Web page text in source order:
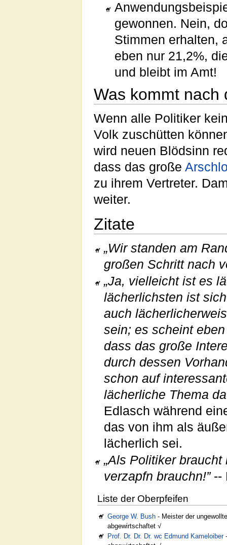
gewonnen. Nein,
Stimmen erhalten,
eben nur 21,2%,
und bleibt im Amt!
Was kommt nach
Wenn alle Politiker
Volk zuschütten
wird neuen Blödsinn
dass das große
zu ihrem Vertreter.
weiter.
Zitate
„Wir standen am
großen Schritt nach
„Ja, vielleicht ist es
lächerlichsten ist
auch
sein; es scheint
dass das große
durch dessen
schon auf
lächerliche Thema
Edlasch während
das von ihm als
lächerlich sei.
„Als Politiker
verzapfn brauchn!”--
Liste der Oberpfeifen
George W. Bush - Meister der
abgewirtschaftet √
Prof. Dr. Dr. Dr. wc Edmund Kameloiber